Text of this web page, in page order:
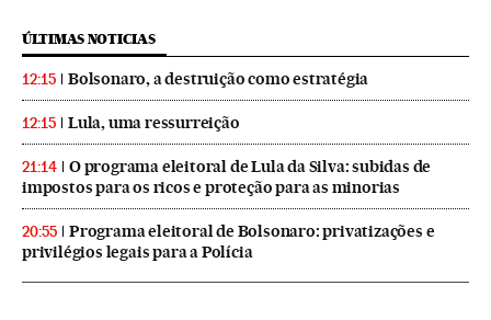
ÚLTIMAS NOTICIAS
12:15 Bolsonaro, a destruição como estratégia
12:15 Lula, uma ressurreição
21:14
O programa eleitoral de Lula da Silva: subidas de
impostos para os ricos e proteção para as minorias
20:55
Programa eleitoral de Bolsonaro: privatizações e
privilégios legais para a Polícia